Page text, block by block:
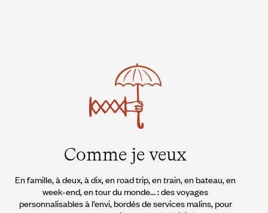
Comme je veux
En famille, à deux, à dix, en road trip, en train, en bateau, en
week-end, en tour du monde... : des voyages
personnalisables à l’envi, bordés de services malins, pour